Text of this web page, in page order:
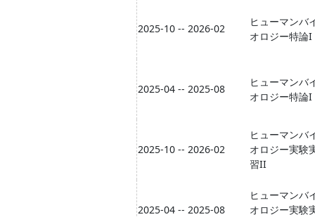
2025-10 -- 2026-02
ヒューマンバ
オロジー特論I
2025-04 -- 2025-08
ヒューマンバ
オロジー特論I
2025-10 -- 2026-02
ヒューマンバ
オロジー実験
習II
2025-04 -- 2025-08
ヒューマンバ
オロジー実験